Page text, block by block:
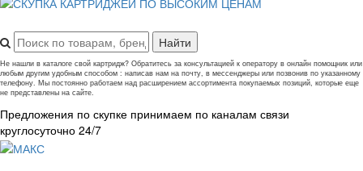
Не нашли в каталоге свой картридж? Обратитесь за консультацией к оператору в онлайн помощник или
любым другим удобным способом : написав нам на почту, в мессенджеры или позвонив по указанному
телефону. Мы постоянно работаем над расширением ассортимента покупаемых позиций, которые еще
не представлены на сайте.
Предложения по скупке принимаем по каналам связи
круглосуточно 24/7